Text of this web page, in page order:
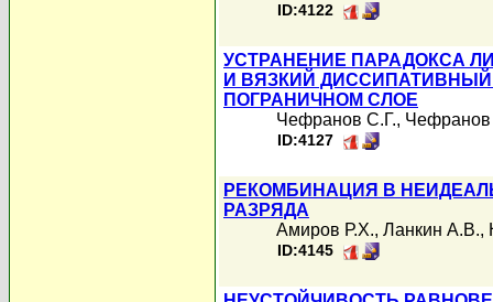
ID:4122
УСТРАНЕНИЕ ПАРАДОКСА
И ВЯЗКИЙ
ПОГРАНИЧНОМ СЛОЕ
Чефранов С.Г., Чефранов
ID:4127
РЕКОМБИНАЦИЯ В
РАЗРЯДА
Амиров Р.Х., Ланкин А.В.,
ID:4145